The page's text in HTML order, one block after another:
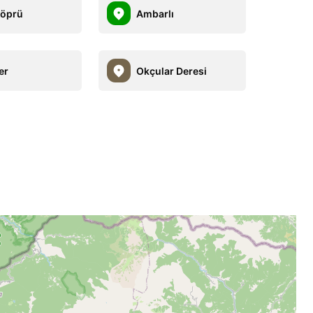
Ambarlı
Okçular Deresi